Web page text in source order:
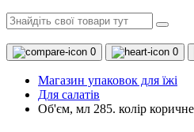
0 0
Магазин упаковок для їжі
Для салатів
Об'єм, мл 285. колір